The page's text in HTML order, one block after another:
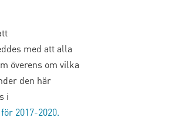
med att alla
överens om vilka
den här
i
2017-2020.